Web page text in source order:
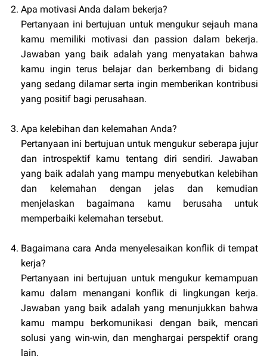
Apa motivasi Anda dalam bekerja?
Pertanyaan ini bertujuan untuk mengukur sejauh mana
kamu memiliki motivasi dan passion dalam bekerja.
Jawaban yang baik adalah yang menyatakan bahwa
kamu ingin terus belajar dan berkembang di bidang
yang sedang dilamar serta ingin memberikan kontribusi
yang positif bagi perusahaan.
Apa kelebihan dan kelemahan Anda?
Pertanyaan ini bertujuan untuk mengukur seberapa jujur
dan introspektif kamu tentang diri sendiri. Jawaban
yang baik adalah yang mampu menyebutkan kelebihan
dan kelemahan dengan jelas dan kemudian
menjelaskan bagaimana kamu berusaha untuk
memperbaiki kelemahan tersebut.
Bagaimana cara Anda menyelesaikan konflik di tempat
kerja?
Pertanyaan ini bertujuan untuk mengukur kemampuan
kamu dalam menangani konflik di lingkungan kerja.
Jawaban yang baik adalah yang menunjukkan bahwa
kamu mampu berkomunikasi dengan baik, mencari
solusi yang win-win, dan menghargai perspektif orang
lain.